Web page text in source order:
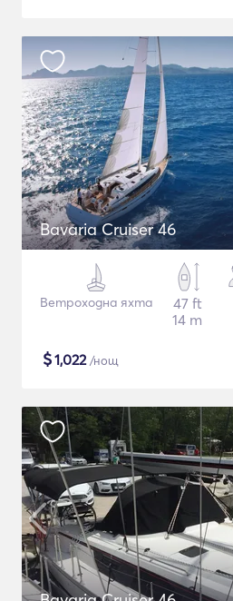
Bavaria Cruiser 46
Ветроходна яхта
47 ft
14 m
$1,022/нощ